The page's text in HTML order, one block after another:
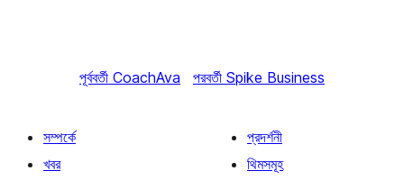
পূর্ববর্তী CoachAva পরবর্তী Spike Business
সম্পর্কে
খবর
প্রদর্শনী
থিমসমূহ